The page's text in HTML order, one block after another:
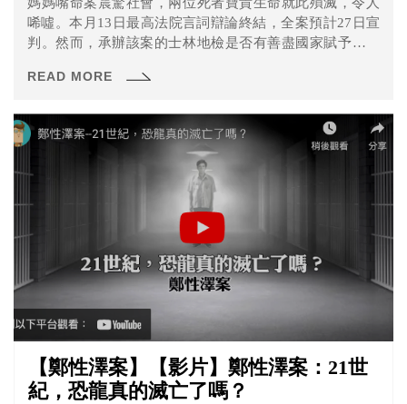
媽媽嘴命案震驚社會，兩位死者寶貴生命就此殞滅，令人
唏噓。本月13日最高法院言詞辯論終結，全案預計27日宣
判。然而，承辦該案的士林地檢是否有善盡國家賦予追訴
以保障無辜被捲入之人？仍值得我們重新審視。
READ MORE
【鄭性澤案】【影片】鄭性澤案：21世
紀，恐龍真的滅亡了嗎？